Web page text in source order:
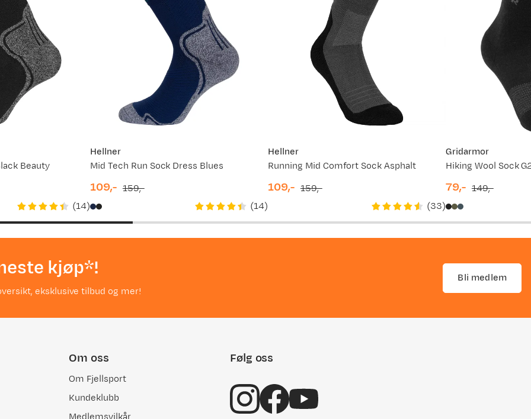
Beauty
(14)
Hellner
Mid Tech Run Sock Dress Blues
price
109,-
price
159,-
(14)
Hellner
Running Mid Comfort Sock Asphalt
109,- 159,-
(33)
Gridarmor
Hiking Wool Sock
price
79,-
price
149,-
kjøp*!
eksklusive tilbud og mer!
Bli medlem
Om oss
Om Fjellsport
Kundeklubb
Følg oss